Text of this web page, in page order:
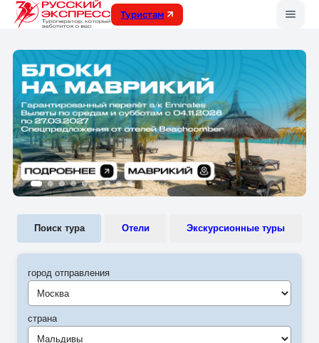
Туристам
Поиск тура Отели Экскурсионные туры
город отправления
Москва
страна
Мальдивы